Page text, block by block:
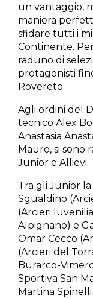
un vantaggio,
maniera
sfidare tutti i
Continente.
raduno di
protagonisti
Rovereto.
Agli ordini del
tecnico Alex
Anastasia
Mauro, si sono
Junior e Allievi.
Tra gli Junior
Sgualdino
(Arcieri
Alpignano) e
Omar Cecco
(Arcieri del
Burarco-
Sportiva San
Martina